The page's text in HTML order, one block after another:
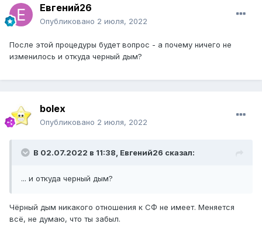
Евгений26
Опубликовано 2 июля, 2022
После этой процедуры будет вопрос - а почему ничего не
изменилось и откуда черный дым?
bolex
Опубликовано 2 июля, 2022
В 02.07.2022 в 11:38, Евгений26 сказал:
... и откуда черный дым?
Чёрный дым никакого отношения к СФ не имеет. Меняется
всё, не думаю, что ты забыл.